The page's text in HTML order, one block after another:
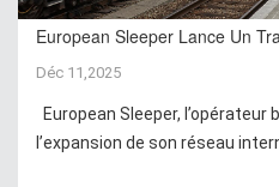
European Sleeper Lance Un
Déc 11,2025
European Sleeper,
l’expansion de son réseau